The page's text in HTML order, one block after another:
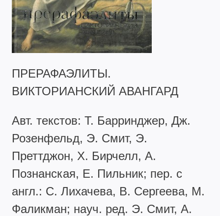
ПРЕРАФАЭЛИТЫ.
ВИКТОРИАНСКИЙ АВАНГАРД
Авт. текстов: Т. Барринджер, Дж.
Розенфельд, Э. Смит, Э.
Преттджон, Х. Бирчелл, А.
Познанская, Е. Пильник; пер. с
англ.: С. Лихачева, В. Сергеева, М.
Фаликман; науч. ред. Э. Смит, А.